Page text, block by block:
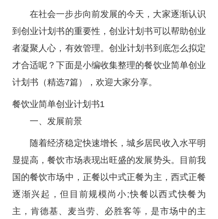
在社会一步步向前发展的今天，大家逐渐认识
到创业计划书的重要性，创业计划书可以帮助创业
者凝聚人心，有效管理。创业计划书到底怎么拟定
才合适呢？下面是小编收集整理的餐饮业简单创业
计划书（精选7篇），欢迎大家分享。
餐饮业简单创业计划书1
一、发展前景
随着经济稳定快速增长，城乡居民收入水平明
显提高，餐饮市场表现出旺盛的发展势头。目前我
国的餐饮市场中，正餐以中式正餐为主，西式正餐
逐渐兴起，但目前规模尚小;快餐以西式快餐为
主，肯德基、麦当劳、必胜客等，是市场中的主